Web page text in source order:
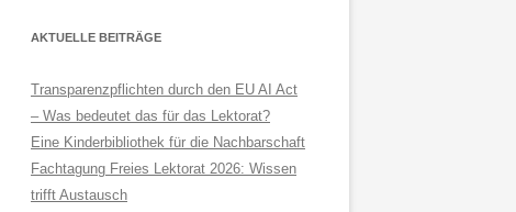
AKTUELLE BEITRÄGE
Transparenzpflichten durch den EU AI Act
– Was bedeutet das für das Lektorat?
Eine Kinderbibliothek für die Nachbarschaft
Fachtagung Freies Lektorat 2026: Wissen
trifft Austausch